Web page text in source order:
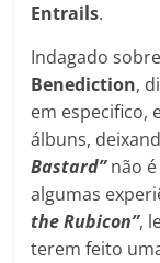
Entrails.
Indagado
Benediction,
em especifico,
álbuns,
Bastard”não é
algumas
the Rubicon”,
terem feito